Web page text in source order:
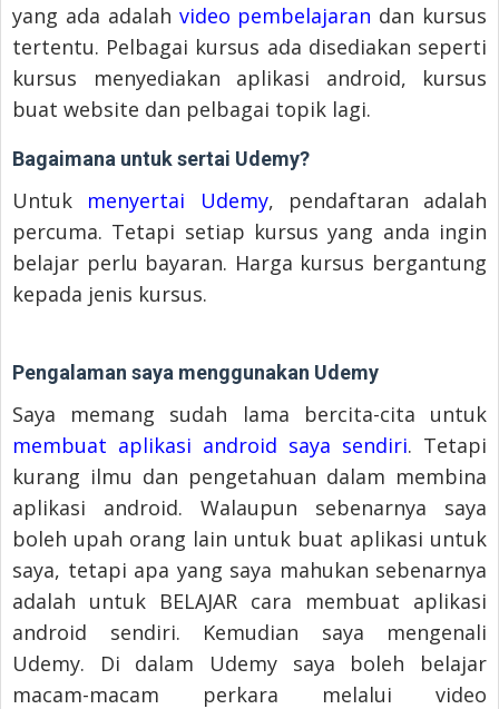
yang ada adalah video pembelajaran dan kursus
tertentu. Pelbagai kursus ada disediakan seperti
kursus menyediakan aplikasi android, kursus
buat website dan pelbagai topik lagi.
Bagaimana untuk sertai Udemy?
Untuk menyertai Udemy, pendaftaran adalah
percuma. Tetapi setiap kursus yang anda ingin
belajar perlu bayaran. Harga kursus bergantung
kepada jenis kursus.
Pengalaman saya menggunakan Udemy
Saya memang sudah lama bercita-cita untuk
membuat aplikasi android saya sendiri. Tetapi
kurang ilmu dan pengetahuan dalam membina
aplikasi android. Walaupun sebenarnya saya
boleh upah orang lain untuk buat aplikasi untuk
saya, tetapi apa yang saya mahukan sebenarnya
adalah untuk BELAJAR cara membuat aplikasi
android sendiri. Kemudian saya mengenali
Udemy. Di dalam Udemy saya boleh belajar
macam-macam perkara melalui video